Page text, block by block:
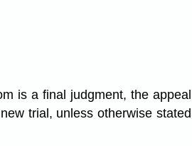
is a final judgment, the appeal
trial, unless otherwise stated